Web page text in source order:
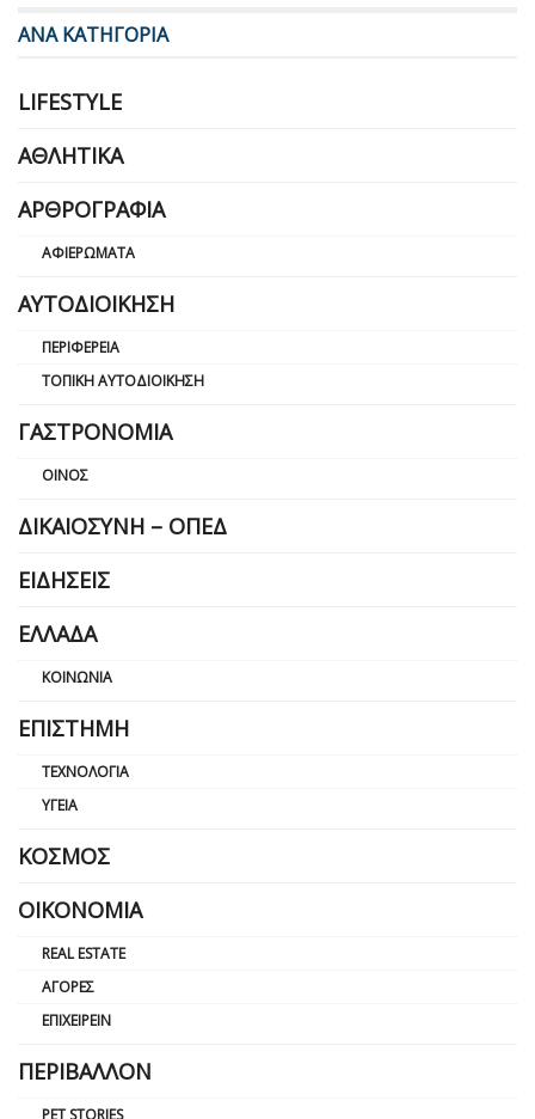
ΑΝΑ ΚΑΤΗΓΟΡΙΑ
LIFESTYLE
ΑΘΛΗΤΙΚΆ
ΑΡΘΡΟΓΡΑΦΊΑ
ΑΦΙΕΡΏΜΑΤΑ
ΑΥΤΟΔΙΟΊΚΗΣΗ
ΠΕΡΙΦΈΡΕΙΑ
ΤΟΠΙΚΉ ΑΥΤΟΔΙΟΊΚΗΣΗ
ΓΑΣΤΡΟΝΟΜΊΑ
ΟΊΝΟΣ
ΔΙΚΑΙΟΣΎΝΗ – ΟΠΕΔ
ΕΙΔΉΣΕΙΣ
ΕΛΛΆΔΑ
ΚΟΙΝΩΝΊΑ
ΕΠΙΣΤΉΜΗ
ΤΕΧΝΟΛΟΓΊΑ
ΥΓΕΊΑ
ΚΌΣΜΟΣ
ΟΙΚΟΝΟΜΊΑ
REAL ESTATE
ΑΓΟΡΈΣ
ΕΠΙΧΕΙΡΕΊΝ
ΠΕΡΙΒΆΛΛΟΝ
PET STORIES